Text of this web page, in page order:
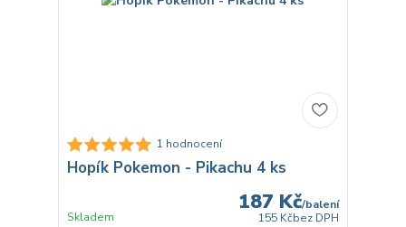
1 hodnocení
Hopík Pokemon - Pikachu 4 ks
187 Kč/balení
155 Kčbez DPH
Skladem